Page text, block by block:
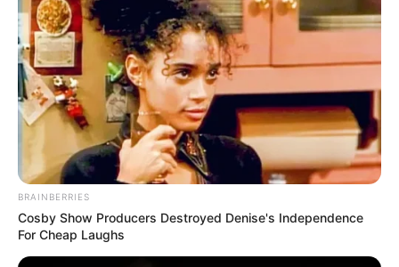
BRAINBERRIES
Cosby Show Producers Destroyed Denise's Independence
For Cheap Laughs